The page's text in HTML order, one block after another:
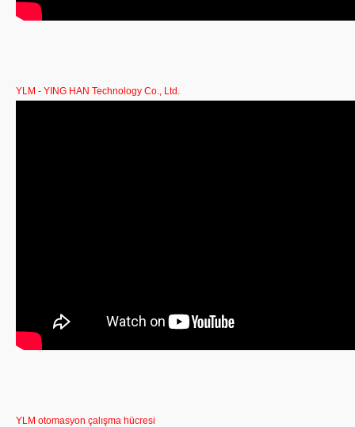
YLM - YING HAN Technology Co., Ltd.
YLM otomasyon çalışma hücresi